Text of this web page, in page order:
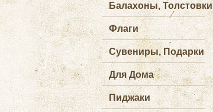
Балахоны, Толстовки
Флаги
Сувениры, Подарки
Для Дома
Пиджаки